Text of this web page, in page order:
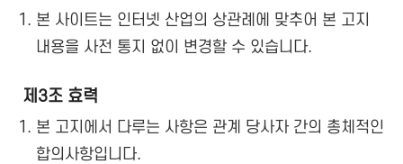
본 사이트는 인터넷 산업의 상관례에 맞추어 본 고지
내용을 사전 통지 없이 변경할 수 있습니다.
제3조 효력
본 고지에서 다루는 사항은 관계 당사자 간의 총체적인
합의사항입니다.